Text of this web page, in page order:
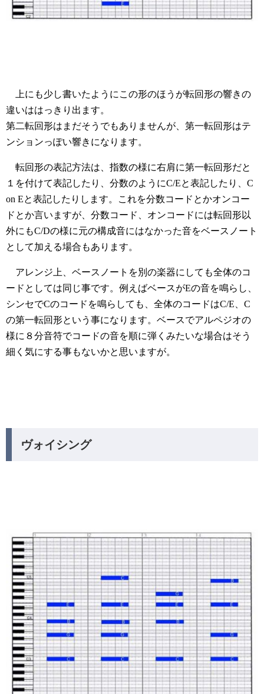
上にも少し書いたようにこの形のほうが転回形の響きの
違いははっきり出ます。
第二転回形はまだそうでもありませんが、第一転回形はテ
ンションっぽい響きになります。
転回形の表記方法は、指数の様に右肩に第一転回形だと
１を付けて表記したり、分数のようにC/Eと表記したり、C
on Eと表記したりします。これを分数コードとかオンコー
ドとか言いますが、分数コード、オンコードには転回形以
外にもC/Dの様に元の構成音にはなかった音をベースノート
として加える場合もあります。
アレンジ上、ベースノートを別の楽器にしても全体のコ
ードとしては同じ事です。例えばベースがEの音を鳴らし、
シンセでCのコードを鳴らしても、全体のコードはC/E、C
の第一転回形という事になります。ベースでアルペジオの
様に８分音符でコードの音を順に弾くみたいな場合はそう
細く気にする事もないかと思いますが。
ヴォイシング